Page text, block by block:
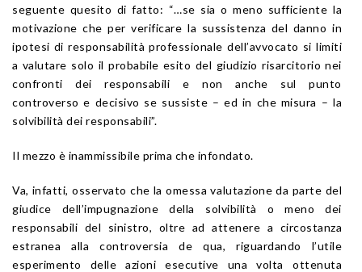
seguente quesito di fatto: “…se sia o meno sufficiente la
motivazione che per verificare la sussistenza del danno in
ipotesi di responsabilità professionale dell’avvocato si limiti
a valutare solo il probabile esito del giudizio risarcitorio nei
confronti dei responsabili e non anche sul punto
controverso e decisivo se sussiste – ed in che misura – la
solvibilità dei responsabili”.
Il mezzo è inammissibile prima che infondato.
Va, infatti, osservato che la omessa valutazione da parte del
giudice dell’impugnazione della solvibilità o meno dei
responsabili del sinistro, oltre ad attenere a circostanza
estranea alla controversia de qua, riguardando l’utile
esperimento delle azioni esecutive una volta ottenuta